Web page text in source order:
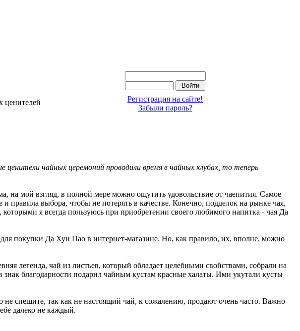
Регистрация на сайте!
Забыли пароль?
ценителей
чайных церемоний проводили время в чайных клубах, то теперь
на мой взгляд, в полной мере можно ощутить удовольствие от чаепития. Самое
правила выбора, чтобы не потерять в качестве. Конечно, подделок на рынке чая,
я всегда пользуюсь при приобретении своего любимого напитка - чая Да
для покупки Да Хун Пао в интернет-магазине. Но, как правило, их, вполне, можно
легенда, чай из листьев, который обладает целебными свойствами, собрали на
благодарности подарил чайным кустам красные халаты. Ими укутали кусты
спешите, так как не настоящий чай, к сожалению, продают очень часто. Важно
далеко не каждый.